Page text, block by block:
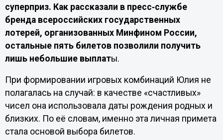
суперприз. Как рассказали в пресс‑службе
бренда всероссийских государственных
лотерей, организованных Минфином России,
остальные пять билетов позволили получить
лишь небольшие выплаты.
При формировании игровых комбинаций Юлия не
полагалась на случай: в качестве «счастливых»
чисел она использовала даты рождения родных и
близких. По её словам, именно эта личная примета
стала основой выбора билетов.